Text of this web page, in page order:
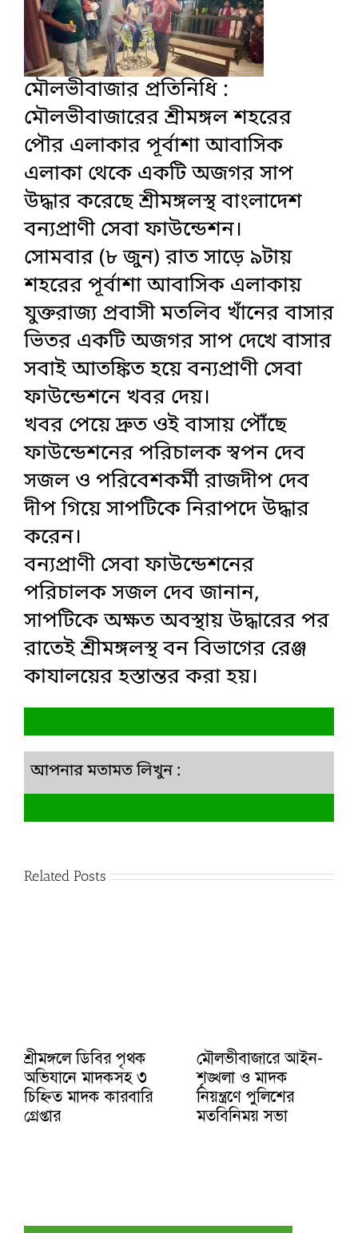
মৌলভীবাজার প্রতিনিধি :
মৌলভীবাজারের শ্রীমঙ্গল শহরের
পৌর এলাকার পূর্বাশা আবাসিক
এলাকা থেকে একটি অজগর সাপ
উদ্ধার করেছে শ্রীমঙ্গলস্থ বাংলাদেশ
বন্যপ্রাণী সেবা ফাউন্ডেশন।
সোমবার (৮ জুন) রাত সাড়ে ৯টায়
শহরের পূর্বাশা আবাসিক এলাকায়
যুক্তরাজ্য প্রবাসী মতলিব খাঁনের বাসার
ভিতর একটি অজগর সাপ দেখে বাসার
সবাই আতঙ্কিত হয়ে বন্যপ্রাণী সেবা
ফাউন্ডেশনে খবর দেয়।
খবর পেয়ে দ্রুত ওই বাসায় পৌঁছে
ফাউন্ডেশনের পরিচালক স্বপন দেব
সজল ও পরিবেশকর্মী রাজদীপ দেব
দীপ গিয়ে সাপটিকে নিরাপদে উদ্ধার
করেন।
বন্যপ্রাণী সেবা ফাউন্ডেশনের
পরিচালক সজল দেব জানান,
সাপটিকে অক্ষত অবস্থায় উদ্ধারের পর
রাতেই শ্রীমঙ্গলস্থ বন বিভাগের রেঞ্জ
কাযালয়ের হস্তান্তর করা হয়।
আপনার মতামত লিখুন :
Related Posts
শ্রীমঙ্গলে ডিবির পৃথক
অভিযানে মাদকসহ ৩
চিহ্নিত মাদক কারবারি
গ্রেপ্তার
মৌলভীবাজারে আইন-
শৃঙ্খলা ও মাদক
নিয়ন্ত্রণে পুলিশের
মতবিনিময় সভা